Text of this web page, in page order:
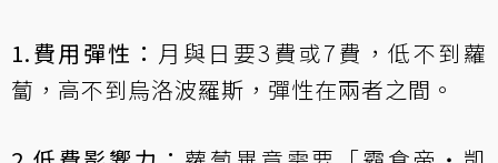
1.費用彈性： 月與日要3費或7費，低不到蘿
蔔，高不到烏洛波羅斯，彈性在兩者之間。